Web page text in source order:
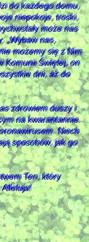
do każdego domu,
niepokoje, troski,
może nas
„Wybaw nas,
możemy się z Nim
Komunii Świętej, on
dni, aż do
zdrowiem duszy i
na kwarantannie.
Niech
sposobów, jak go
Ten, który
Alleluja!